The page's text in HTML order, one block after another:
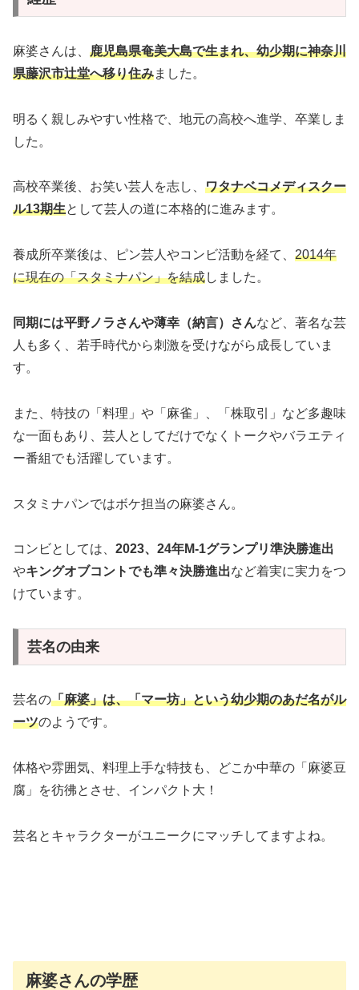
麻婆さんは、 鹿児島県奄美大島で生まれ、幼少期に神奈川
県藤沢市辻堂へ移り住みました。
明るく親しみやすい性格で、地元の高校へ進学、卒業しま
した。
高校卒業後、お笑い芸人を志し、 ワタナベコメディスクー
ル13期生として芸人の道に本格的に進みます。
養成所卒業後は、ピン芸人やコンビ活動を経て、 2014年
に現在の「スタミナパン」を結成しました。
同期には平野ノラさんや薄幸（納言）さんなど、著名な芸
人も多く、若手時代から刺激を受けながら成長していま
す。
また、特技の「料理」や「麻雀」、「株取引」など多趣味
な一面もあり、芸人としてだけでなくトークやバラエティ
ー番組でも活躍しています。
スタミナパンではボケ担当の麻婆さん。
コンビとしては、 2023、24年M-1グランプリ準決勝進出
やキングオブコントでも準々決勝進出など着実に実力をつ
けています。
芸名の由来
芸名の「麻婆」は、「マー坊」という幼少期のあだ名がル
ーツのようです。
体格や雰囲気、料理上手な特技も、どこか中華の「麻婆豆
腐」を彷彿とさせ、インパクト大！
芸名とキャラクターがユニークにマッチしてますよね。
麻婆さんの学歴